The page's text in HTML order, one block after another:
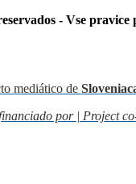
- Vse
mediático de
por | Project